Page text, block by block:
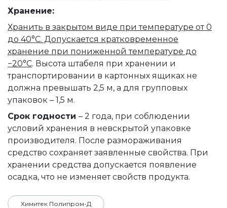
Хранение:
Хранить в закрытом виде при температуре от 0
до 40°C. Допускается кратковременное
хранение при пониженной температуре до
−20°C. Высота штабеля при хранении и
транспортировании в картонных ящиках не
должна превышать 2,5 м, а для групповых
упаковок – 1,5 м.
Срок годности – 2 года, при соблюдении
условий хранения в невскрытой упаковке
производителя. После размораживания
средство сохраняет заявленные свойства. При
хранении средства допускается появление
осадка, что не изменяет свойств продукта.
Химитек Полипром-Д